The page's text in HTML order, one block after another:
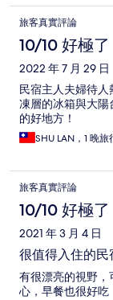
旅客真實評論
10/10 好極了
2022 年 7 月 29 日
民宿主人夫婦待
凍層的冰箱與大
的好地方！
SHU LAN，1 晚旅
旅客真實評論
10/10 好極了
2021 年 3 月 4 日
很值得入住的民
有很漂亮的視野
心，早餐也很好吃